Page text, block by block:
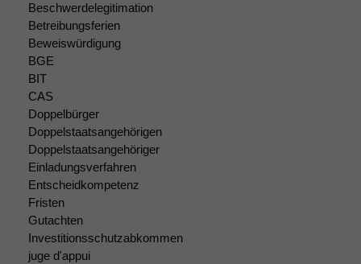
Beschwerdelegitimation
Betreibungsferien
Beweiswürdigung
BGE
BIT
CAS
Doppelbürger
Doppelstaatsangehörigen
Doppelstaatsangehöriger
Einladungsverfahren
Entscheidkompetenz
Fristen
Gutachten
Investitionsschutzabkommen
juge d'appui